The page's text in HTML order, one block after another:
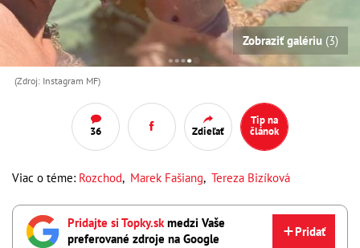
Zobraziť galériu (3)
(Zdroj: Instagram MF)
36 Zdieľať
Tip na
článok
Viac o téme: Rozchod, Marek Fašiang, Tereza Bizíková
Pridajte si Topky.skmedzi Vaše
preferované zdroje na Google
Pridať